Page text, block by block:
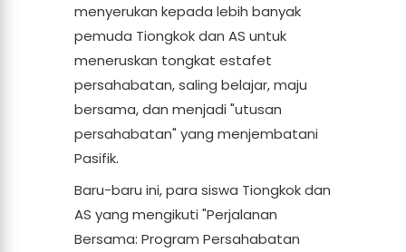
menyerukan kepada lebih banyak
pemuda Tiongkok dan AS untuk
meneruskan tongkat estafet
persahabatan, saling belajar, maju
bersama, dan menjadi "utusan
persahabatan" yang menjembatani
Pasifik.
Baru-baru ini, para siswa Tiongkok dan
AS yang mengikuti "Perjalanan
Bersama: Program Persahabatan